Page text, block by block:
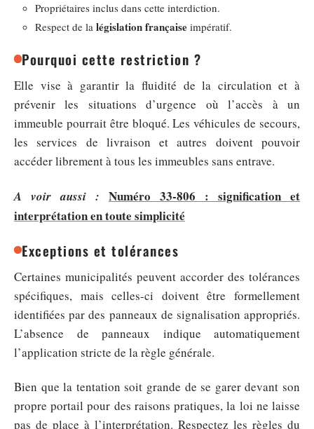
Propriétaires inclus dans cette interdiction.
Respect de la législation française impératif.
Pourquoi cette restriction ?
Elle vise à garantir la fluidité de la circulation et à
prévenir les situations d’urgence où l’accès à un
immeuble pourrait être bloqué. Les véhicules de secours,
les services de livraison et autres doivent pouvoir
accéder librement à tous les immeubles sans entrave.
A voir aussi : Numéro 33-806 : signification et
interprétation en toute simplicité
Exceptions et tolérances
Certaines municipalités peuvent accorder des tolérances
spécifiques, mais celles-ci doivent être formellement
identifiées par des panneaux de signalisation appropriés.
L’absence de panneaux indique automatiquement
l’application stricte de la règle générale.
Bien que la tentation soit grande de se garer devant son
propre portail pour des raisons pratiques, la loi ne laisse
pas de place à l’interprétation. Respectez les règles du